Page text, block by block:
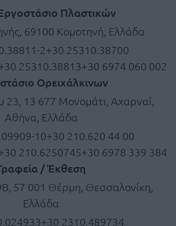
Πλαστικών
69100 Κομοτηνή, Ελλάδα
2+30 25310.38700
25310.38813+30 6974 060 002
Ορειχάλκινων
13 677 Μονομάτι, Αχαρναί,
Αθήνα, Ελλάδα
10+30 210.620 44 00
210.6250745+30 6978 339 384
/ Έκθεση
57 001 Θέρμη, Θεσσαλονίκη,
Ελλάδα
+30 2310.489734